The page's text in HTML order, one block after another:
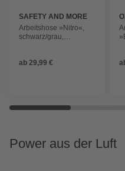
SAFETY AND MORE
Arbeitshose »Nitro«,
schwarz/grau,
ab 29,99 €
Power aus der Luft